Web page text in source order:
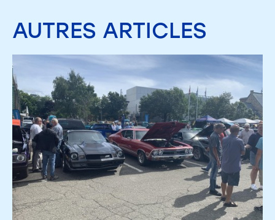
AUTRES ARTICLES